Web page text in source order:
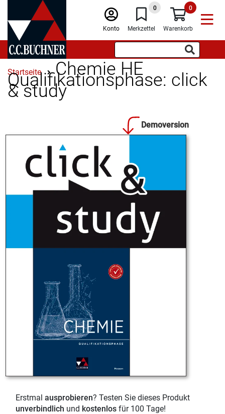
Konto
0
Merkzettel
0
Warenkorb
Startseite Chemie HE
Qualifikationsphase: click
& study
Demoversion
Erstmal ausprobieren? Testen Sie dieses Produkt
unverbindlich und kostenlos für 100 Tage!